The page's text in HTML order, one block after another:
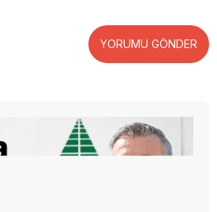
YORUMU GÖNDER